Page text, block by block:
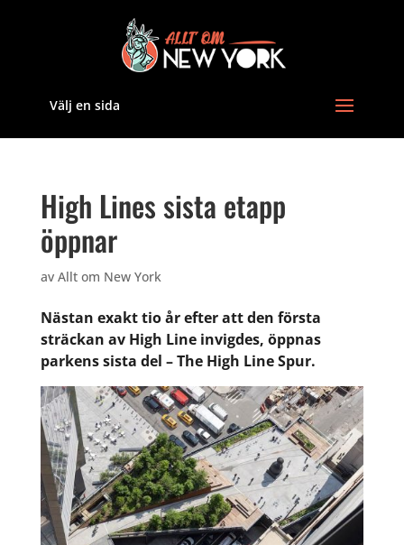
Välj en sida
High Lines sista etapp
öppnar
av Allt om New York
Nästan exakt tio år efter att den första
sträckan av High Line invigdes, öppnas
parkens sista del – The High Line Spur.